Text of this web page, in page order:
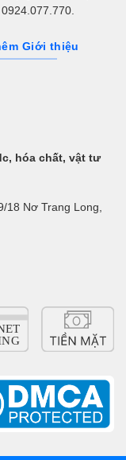
Giới thiệu
hóa chất, vật tư
Nơ Trang Long,